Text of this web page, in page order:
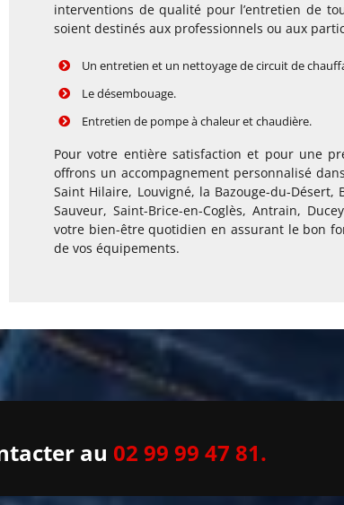
interventions de qualité pour l’entretien de
soient destinés aux professionnels ou aux
Un entretien et un nettoyage de circuit de
Le désembouage.
Entretien de pompe à chaleur et chaudière.
Pour votre entière satisfaction et pour une
offrons un accompagnement personnalisé
Saint Hilaire, Louvigné, la Bazouge-du-Désert,
Sauveur, Saint-Brice-en-Coglès, Antrain,
votre bien-être quotidien en assurant le bon
de vos équipements.
au 02 99 99 47 81.